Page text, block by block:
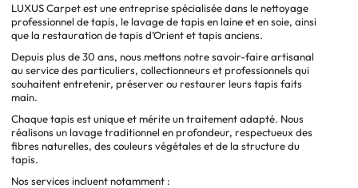
LUXUS Carpet est une entreprise spécialisée dans le nettoyage
professionnel de tapis, le lavage de tapis en laine et en soie, ainsi
que la restauration de tapis d’Orient et tapis anciens.
Depuis plus de 30 ans, nous mettons notre savoir-faire artisanal
au service des particuliers, collectionneurs et professionnels qui
souhaitent entretenir, préserver ou restaurer leurs tapis faits
main.
Chaque tapis est unique et mérite un traitement adapté. Nous
réalisons un lavage traditionnel en profondeur, respectueux des
fibres naturelles, des couleurs végétales et de la structure du
tapis.
Nos services incluent notamment :